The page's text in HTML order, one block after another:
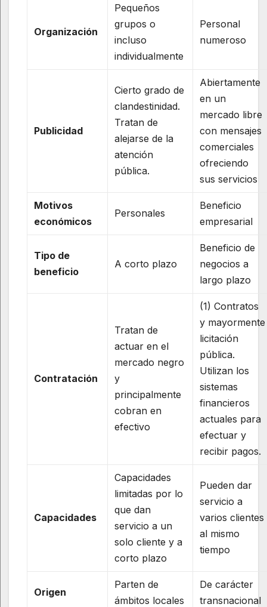
Organización
Pequeños
grupos o
incluso
individualmente
Personal
numeroso
Publicidad
Cierto grado de
clandestinidad.
Tratan de
alejarse de la
atención
pública.
Abiertamente
en un
mercado libre
con mensajes
comerciales
ofreciendo
sus servicios
Motivos
económicos
Personales
Beneficio
empresarial
Tipo de
beneficio
A corto plazo
Beneficio de
negocios a
largo plazo
Contratación
Tratan de
actuar en el
mercado negro
y
principalmente
cobran en
efectivo
(1) Contratos
y mayormente
licitación
pública.
Utilizan los
sistemas
financieros
actuales para
efectuar y
recibir pagos.
Capacidades
Capacidades
limitadas por lo
que dan
servicio a un
solo cliente y a
corto plazo
Pueden dar
servicio a
varios clientes
al mismo
tiempo
Origen
Parten de
ámbitos locales
De carácter
transnacional